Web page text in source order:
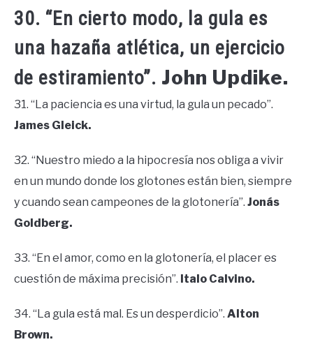
30. “En cierto modo, la gula es
una hazaña atlética, un ejercicio
de estiramiento”. John Updike.
31. “La paciencia es una virtud, la gula un pecado”.
James Gleick.
32. “Nuestro miedo a la hipocresía nos obliga a vivir
en un mundo donde los glotones están bien, siempre
y cuando sean campeones de la glotonería”. Jonás
Goldberg.
33. “En el amor, como en la glotonería, el placer es
cuestión de máxima precisión”. Italo Calvino.
34. “La gula está mal. Es un desperdicio”. Alton
Brown.